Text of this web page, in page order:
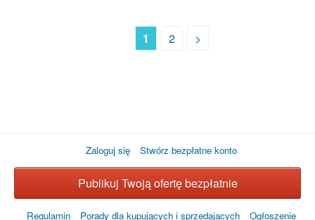
1 2 >
Zaloguj się Stwórz bezpłatne konto
Publikuj Twoją ofertę bezpłatnie
Regulamin Porady dla kupujących i sprzedających Ogłoszenie